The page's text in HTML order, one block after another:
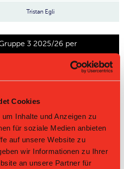
Cookies
Inhalte und Anzeigen zu
für soziale Medien anbieten
auf unsere Website zu
wir Informationen zu Ihrer
an unsere Partner für
Tristan Egli
3 2025/26 per
andere
+63 2.929 41
+57 2.643
1.714 24